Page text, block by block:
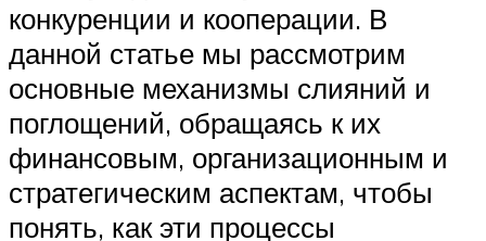
конкуренции и кооперации. В
данной статье мы рассмотрим
основные механизмы слияний и
поглощений, обращаясь к их
финансовым, организационным и
стратегическим аспектам, чтобы
понять, как эти процессы